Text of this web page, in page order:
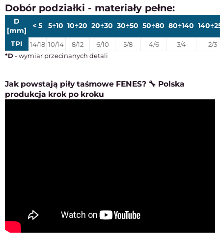
Dobór podziałki - materiały pełne:
D
[mm]
< 5 5÷10 10÷20 20÷30 30÷50 50÷80 80÷140
TPI 14/18 10/14 8/12 6/10 5/8 4/6 3/4
2/3
*D- wymiar przecinanych detali
Jak powstają piły taśmowe FENES? 🔧 Polska
produkcja krok po kroku